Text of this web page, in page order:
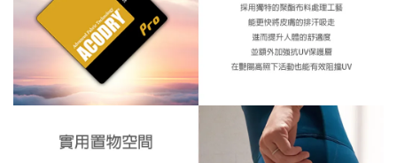
※ 還是不確定自己適合什麼尺寸嗎？歡迎